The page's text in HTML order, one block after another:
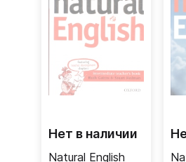
Нет в наличии
Natural English